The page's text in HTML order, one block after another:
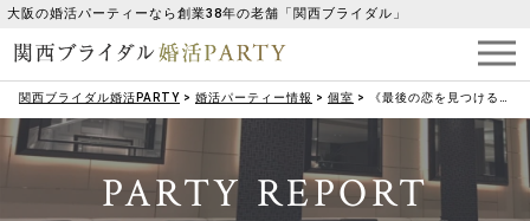
大阪の婚活パーティーなら創業38年の老舗「関西ブライダル」
関西ブライダル婚活PARTY > 婚活パーティー情報 > 個室 > 《最後の恋を見つける♡》良い方がいたらお付き合いしたい男女編
PARTY REPORT